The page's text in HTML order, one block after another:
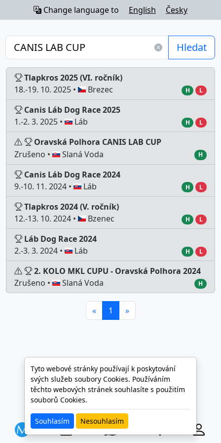
Change language to English Česky
Hledat
Tlapkros 2025 (VI. ročník)
18.-19. 10. 2025 •
Brezec H L
Canis Láb Dog Race 2025
1.-2. 3. 2025 •
Láb H L
Oravská Polhora CANIS LAB CUP
Zrušeno •
Slaná Voda H
Canis Láb Dog Race 2024
9.-10. 11. 2024 •
Láb H L
Tlapkros 2024 (V. ročník)
12.-13. 10. 2024 •
Bzenec H L
Láb Dog Race 2024
2.-3. 3. 2024 •
Láb H L
2. KOLO MKL CUPU - Oravská Polhora 2024
Zrušeno •
Slaná Voda H
« 1 »
Tyto webové stránky používají k poskytování
svých služeb soubory Cookies. Používáním
těchto webových stránek souhlasíte s použitím
souborů Cookies.
Souhlasím Nesouhlasím